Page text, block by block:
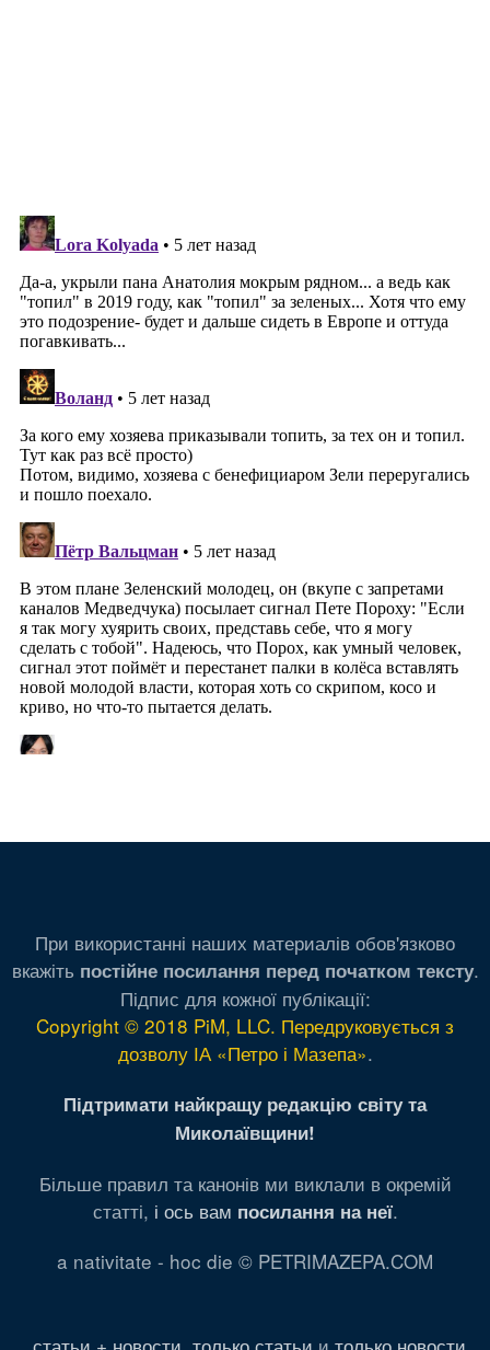
При використанні наших материалів обов'язково
вкажіть постійне посилання перед початком тексту.
Підпис для кожної публікації:
Copyright © 2018 PiM, LLC. Передруковується з
дозволу ІА «Петро і Мазепа».
Підтримати найкращу редакцію світу та
Миколаївщини!
Більше правил та канонів ми виклали в окремій
статті, і ось вам посилання на неї.
a nativitate - hoc die © PETRIMAZEPA.COM